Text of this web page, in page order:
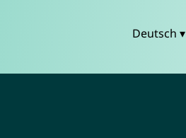
Deutsch ▾